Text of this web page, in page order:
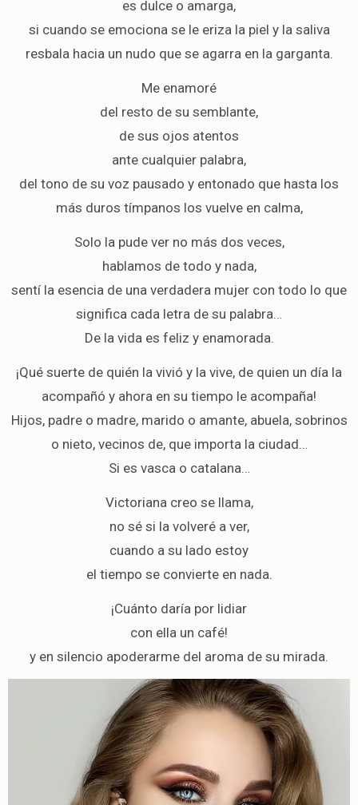
es dulce o amarga,
si cuando se emociona se le eriza la piel y la saliva
resbala hacia un nudo que se agarra en la garganta.
Me enamoré
del resto de su semblante,
de sus ojos atentos
ante cualquier palabra,
del tono de su voz pausado y entonado que hasta los
más duros tímpanos los vuelve en calma,
Solo la pude ver no más dos veces,
hablamos de todo y nada,
sentí la esencia de una verdadera mujer con todo lo que
significa cada letra de su palabra…
De la vida es feliz y enamorada.
¡Qué suerte de quién la vivió y la vive, de quien un día la
acompañó y ahora en su tiempo le acompaña!
Hijos, padre o madre, marido o amante, abuela, sobrinos
o nieto, vecinos de, que importa la ciudad…
Si es vasca o catalana…
Victoriana creo se llama,
no sé si la volveré a ver,
cuando a su lado estoy
el tiempo se convierte en nada.
¡Cuánto daría por lidiar
con ella un café!
y en silencio apoderarme del aroma de su mirada.